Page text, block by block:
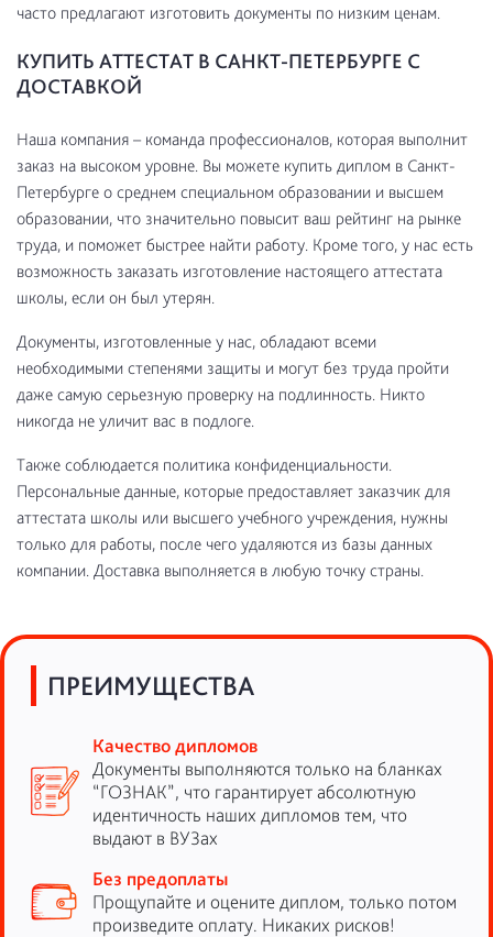
часто предлагают изготовить документы по низким ценам.
КУПИТЬ АТТЕСТАТ В САНКТ-ПЕТЕРБУРГЕ С
ДОСТАВКОЙ
Наша компания – команда профессионалов, которая выполнит
заказ на высоком уровне. Вы можете купить диплом в Санкт-
Петербурге о среднем специальном образовании и высшем
образовании, что значительно повысит ваш рейтинг на рынке
труда, и поможет быстрее найти работу. Кроме того, у нас есть
возможность заказать изготовление настоящего аттестата
школы, если он был утерян.
Документы, изготовленные у нас, обладают всеми
необходимыми степенями защиты и могут без труда пройти
даже самую серьезную проверку на подлинность. Никто
никогда не уличит вас в подлоге.
Также соблюдается политика конфиденциальности.
Персональные данные, которые предоставляет заказчик для
аттестата школы или высшего учебного учреждения, нужны
только для работы, после чего удаляются из базы данных
компании. Доставка выполняется в любую точку страны.
ПРЕИМУЩЕСТВА
Качество дипломов
Документы выполняются только на бланках
“ГОЗНАК”, что гарантирует абсолютную
идентичность наших дипломов тем, что
выдают в ВУЗах
Без предоплаты
Прощупайте и оцените диплом, только потом
произведите оплату. Никаких рисков!